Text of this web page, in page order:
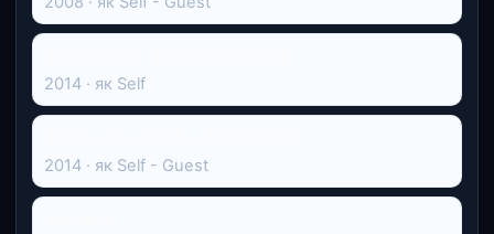
2014 · як Self
2014 · як Self - Guest